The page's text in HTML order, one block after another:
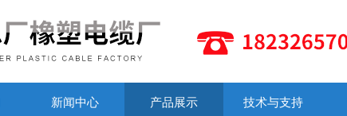
新闻中心 产品展示 技术与支持